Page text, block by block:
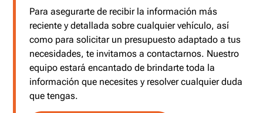
Para asegurarte de recibir la información más
reciente y detallada sobre cualquier vehículo, así
como para solicitar un presupuesto adaptado a tus
necesidades, te invitamos a contactarnos. Nuestro
equipo estará encantado de brindarte toda la
información que necesites y resolver cualquier duda
que tengas.